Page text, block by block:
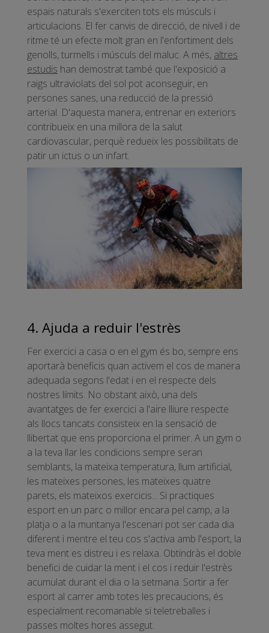
espais naturals s'exerciten tots els músculs i
articulacions. El fer canvis de direcció, de nivell i de
ritme té un efecte molt gran en l'enfortiment dels
genolls, turmells i músculs del maluc. A més, altres
estudis han demostrat també que l'exposició a
raigs ultraviolats del sol pot aconseguir, en
persones sanes, una reducció de la pressió
arterial. D'aquesta manera, entrenar en exteriors
contribueix en una millora de la salut
cardiovascular, perquè redueix les possibilitats de
patir un ictus o un infart.
4. Ajuda a reduir l'estrès
Fer exercici a casa o en el gym és bo, sempre ens
aportarà beneficis quan activem el cos de manera
adequada segons l'edat i en el respecte dels
nostres límits. No obstant això, una dels
avantatges de fer exercici a l'aire lliure respecte
als llocs tancats consisteix en la sensació de
llibertat que ens proporciona el primer. A un gym o
a la teva llar les condicions sempre seran
semblants, la mateixa temperatura, llum artificial,
les mateixes persones, les mateixes quatre
parets, els mateixos exercicis... Si practiques
esport en un parc o millor encara pel camp, a la
platja o a la muntanya l'escenari pot ser cada dia
diferent i mentre el teu cos s'activa amb l'esport, la
teva ment es distreu i es relaxa. Obtindràs el doble
benefici de cuidar la ment i el cos i reduir l'estrès
acumulat durant el dia o la setmana. Sortir a fer
esport al carrer amb totes les precaucions, és
especialment recomanable si teletreballes i
passes moltes hores assegut.